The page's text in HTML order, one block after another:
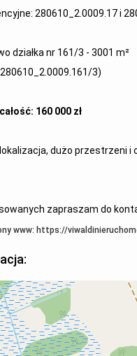
280610_2.0009.17 i
działka nr 161/3 - 3001 m²
3)
160 000 zł
dużo przestrzeni i
zapraszam do
www: https://